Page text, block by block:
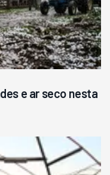
e ar seco nesta